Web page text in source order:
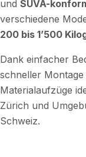
und SUVA-
verschiedene
200 bis 1’500
Dank einfacher
schneller
Materialaufzüge
Zürich und
Schweiz.